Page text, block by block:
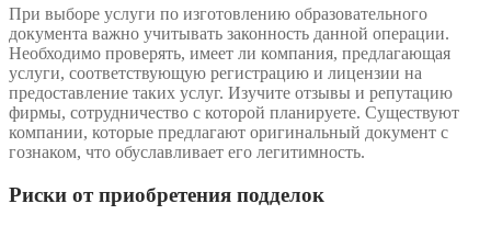
При выборе услуги по изготовлению образовательного
документа важно учитывать законность данной операции.
Необходимо проверять, имеет ли компания, предлагающая
услуги, соответствующую регистрацию и лицензии на
предоставление таких услуг. Изучите отзывы и репутацию
фирмы, сотрудничество с которой планируете. Существуют
компании, которые предлагают оригинальный документ с
гознаком, что обуславливает его легитимность.
Риски от приобретения подделок